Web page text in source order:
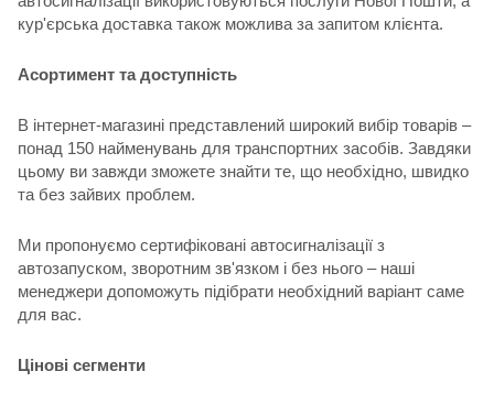
кур'єрська доставка також можлива за запитом клієнта.
Асортимент та доступність
В інтернет-магазині представлений широкий вибір товарів –
понад 150 найменувань для транспортних засобів. Завдяки
цьому ви завжди зможете знайти те, що необхідно, швидко
та без зайвих проблем.
Ми пропонуємо сертифіковані автосигналізації з
автозапуском, зворотним зв'язком і без нього – наші
менеджери допоможуть підібрати необхідний варіант саме
для вас.
Цінові сегменти